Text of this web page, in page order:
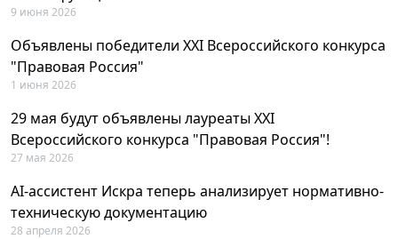
9 июня 2026
Объявлены победители XXI Всероссийского конкурса
"Правовая Россия"
1 июня 2026
29 мая будут объявлены лауреаты XXI
Всероссийского конкурса "Правовая Россия"!
27 мая 2026
AI-ассистент Искра теперь анализирует нормативно-
техническую документацию
28 апреля 2026